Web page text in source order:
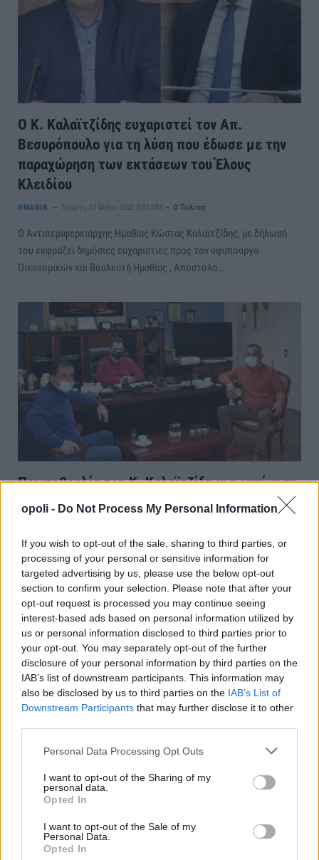
opoli - Do Not Process My Personal Information
If you wish to opt-out of the sale, sharing to third parties, or
processing of your personal or sensitive information for
targeted advertising by us, please use the below opt-out
section to confirm your selection. Please note that after your
opt-out request is processed you may continue seeing
interest-based ads based on personal information utilized by
us or personal information disclosed to third parties prior to
your opt-out. You may separately opt-out of the further
disclosure of your personal information by third parties on the
IAB’s list of downstream participants. This information may
also be disclosed by us to third parties on the IAB’s List of
Downstream Participants that may further disclose it to other
Personal Data Processing Opt Outs
I want to opt-out of the Sharing of my
personal data.
Opted In
I want to opt-out of the Sale of my
Personal Data.
Opted In
Ο Κ. Καλαϊτζίδης ευχαριστεί τον Απ.
Βεσυρόπουλο για τη λύση που έδωσε με την
παραχώρηση των εκτάσεων του Έλους
Κλειδίου
ΗΜΑΘΙΑ Τετάρτη, 11 Μαΐου 2022 5:07 ΜΜ Ο Πολίτης
Ο Αντιπεριφερειάρχης Ημαθίας Κώστας Καλαϊτζίδης, με δήλωσή
του εκφράζει δημόσιες ευχαριστίες προς τον υφυπουργό
Οικονομικών και Βουλευτή Ημαθίας , Απόστολο…
Πρωτοβουλία του Κ. Καλαϊτζίδη για εκτίμηση
της ζημιάς από την καρπόπτωση ροδακίνων
ΜΕΤΑ ΑΠΟ ΠΑΡΕΜΒΑΣΗ ΤΟΥ ΑΓΡΟΤΙΚΟΥ ΣΥΛΛΟΓΟΥ ΓΕΩΡΓΩΝ
ΒΕΡΟΙΑΣ Με αφορμή το σοβαρό πρόβλημα της καρπόπτωσης που
παρατηρείται σε επιτραπέζιες ποικιλίες…
Καλαϊτζίδης: Ιδού τα ΈΡΓΑ που υλοποιεί η
Περιφέρεια Κεντρικής Μακεδονίας στην Π.Ε.
Ημαθίας κύριε Παπαστεργίου